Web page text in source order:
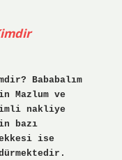
Bababalım
Mazlum ve
nakliye
bazı
ise